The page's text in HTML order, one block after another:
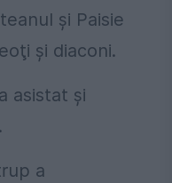
şi Paisie
şi diaconi.
asistat şi
a